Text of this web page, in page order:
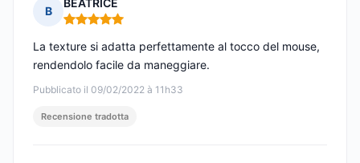
B
BEATRICE
Nota: 5 su 5
Pubblicato il 09/02/2022 à 11h33
La texture si adatta perfettamente al tocco del mouse,
rendendolo facile da maneggiare.
Recensione tradotta